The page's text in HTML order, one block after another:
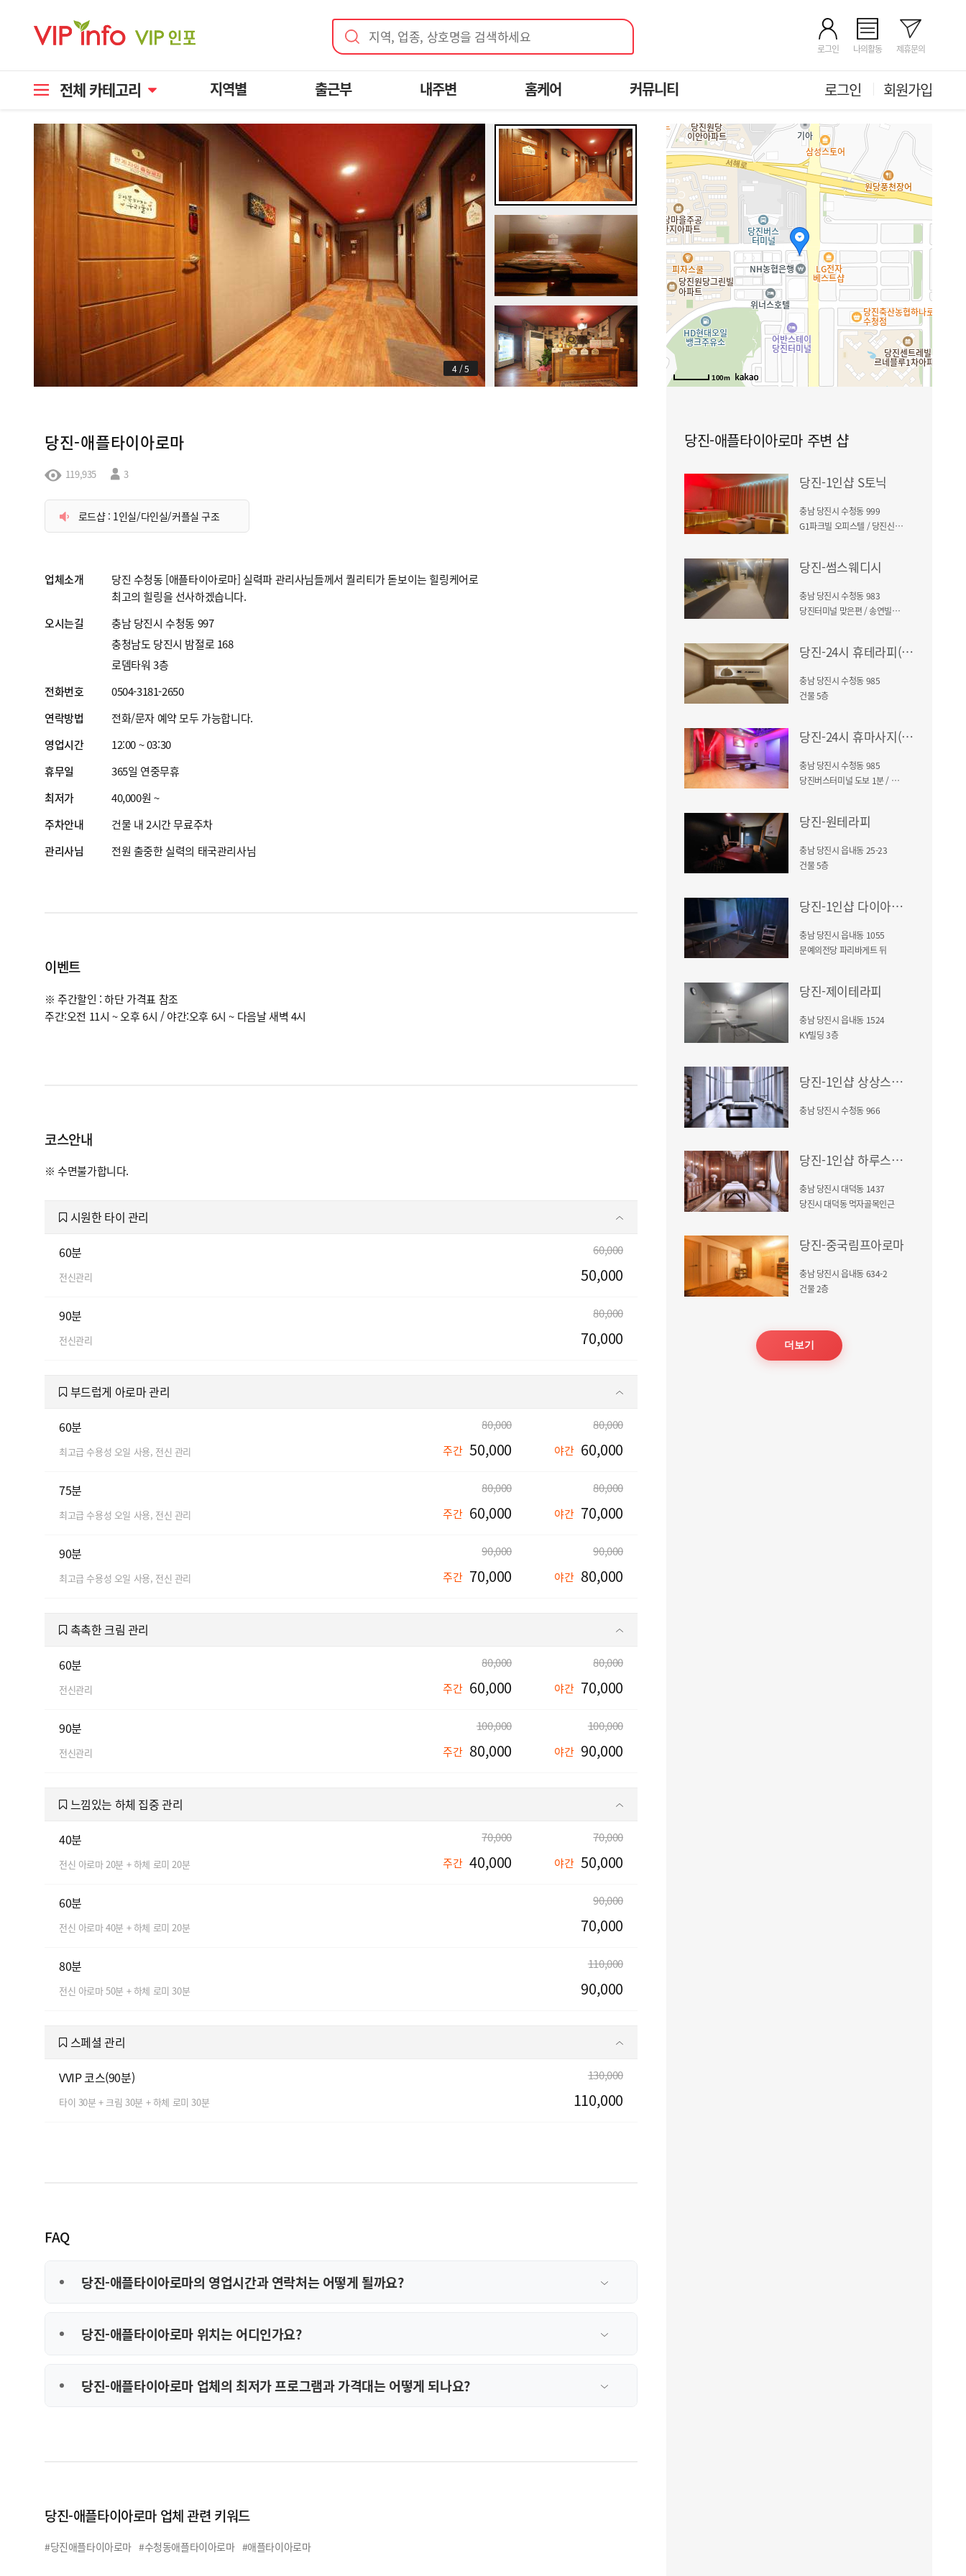
지역, 업종, 상호명을 검색하세요
로그인 나의활동 제휴문의
전체 카테고리 지역별 출근부 내주변 홈케어 커뮤니티 로그인 회원가입
5 /5
당진-애플타이아로마
119,935 3
로드샵 : 1인실/다인실/커플실 구조
업체소개
당진 수청동 [애플타이아로마] 실력파 관리사님들께서 퀄리티가 돋보이는 힐링케어로
최고의 힐링을 선사하겠습니다.
오시는길
충남 당진시 수청동 997
충청남도 당진시 밤절로 168
로뎀타워 3층
전화번호
0504-3181-2650
연락방법
전화/문자 예약 모두 가능합니다.
영업시간
12:00 ~ 03:30
휴무일
365일 연중무휴
최저가
40,000원 ~
주차안내
건물 내 2시간 무료주차
관리사님
전원 출중한 실력의 태국관리사님
이벤트
※ 주간할인 : 하단 가격표 참조
주간:오전 11시 ~ 오후 6시 / 야간:오후 6시 ~ 다음날 새벽 4시
코스안내
※ 수면불가합니다.
시원한 타이 관리
60분 60,000
전신관리 50,000
90분 80,000
전신관리 70,000
부드럽게 아로마 관리
60분 80,000 80,000
최고급 수용성 오일 사용, 전신 관리 주간 50,000 야간 60,000
75분 80,000 80,000
최고급 수용성 오일 사용, 전신 관리 주간 60,000 야간 70,000
90분 90,000 90,000
최고급 수용성 오일 사용, 전신 관리 주간 70,000 야간 80,000
촉촉한 크림 관리
60분 80,000 80,000
전신관리 주간 60,000 야간 70,000
90분 100,000 100,000
전신관리 주간 80,000 야간 90,000
느낌있는 하체 집중 관리
40분 70,000 70,000
전신 아로마 20분 + 하체 로미 20분 주간 40,000 야간 50,000
60분 90,000
전신 아로마 40분 + 하체 로미 20분 70,000
80분 110,000
전신 아로마 50분 + 하체 로미 30분 90,000
스페셜 관리
VVIP 코스(90분) 130,000
타이 30분 + 크림 30분 + 하체 로미 30분 110,000
FAQ
당진-애플타이아로마의 영업시간과 연락처는 어떻게 될까요?
당진-애플타이아로마 위치는 어디인가요?
당진-애플타이아로마 업체의 최저가 프로그램과 가격대는 어떻게 되나요?
당진-애플타이아로마 업체 관련 키워드
#당진애플타이아로마 #수청동애플타이아로마 #애플타이아로마
100m
당진-애플타이아로마 주변 샵
당진-1인샵 S토닉
충남 당진시 수청동 999
G1파크빌 오피스텔 / 당진신터미널 도보 3분거리
당진-썸스웨디시
충남 당진시 수청동 983
당진터미널 맞은편 / 송연빌딩 4층
당진-24시 휴테라피(수청동)
충남 당진시 수청동 985
건물 5층
당진-24시 휴마사지(수청동)
충남 당진시 수청동 985
당진버스터미널 도보 1분 / 르헤브드마망 5층
당진-원테라피
충남 당진시 읍내동 25-23
건물 5층
당진-1인샵 다이아스웨디시
충남 당진시 읍내동 1055
문예의전당 파리바게트 뒤
당진-제이테라피
충남 당진시 읍내동 1524
KY빌딩 3층
당진-1인샵 상상스웨디시
충남 당진시 수청동 966
당진-1인샵 하루스웨디시
충남 당진시 대덕동 1437
당진시 대덕동 먹자골목인근
당진-중국림프아로마
충남 당진시 읍내동 634-2
건물 2층
더보기